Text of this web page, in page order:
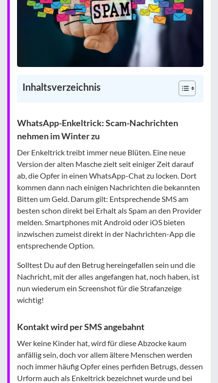
Inhaltsverzeichnis
WhatsApp-Enkeltrick: Scam-Nachrichten
nehmen im Winter zu
Der Enkeltrick treibt immer neue Blüten. Eine neue
Version der alten Masche zielt seit einiger Zeit darauf
ab, die Opfer in einen WhatsApp-Chat zu locken. Dort
kommen dann nach einigen Nachrichten die bekannten
Bitten um Geld. Darum gilt: Entsprechende SMS am
besten schon direkt bei Erhalt als Spam an den Provider
melden. Smartphones mit Android oder iOS bieten
inzwischen zumeist direkt in der Nachrichten-App die
entsprechende Option.
Solltest Du auf den Betrug hereingefallen sein und die
Nachricht, mit der alles angefangen hat, noch haben, ist
nun wiederum ein Screenshot für die Strafanzeige
wichtig!
Kontakt wird per SMS angebahnt
Wer keine Kinder hat, wird für diese Abzocke kaum
anfällig sein, doch vor allem ältere Menschen werden
noch immer häufig Opfer eines perfiden Betrugs, dessen
Urform auch als Enkeltrick bezeichnet wurde und bei